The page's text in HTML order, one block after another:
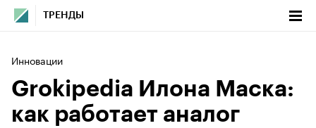
ТРЕНДЫ
Инновации
Grokipedia Илона Маска:
как работает аналог